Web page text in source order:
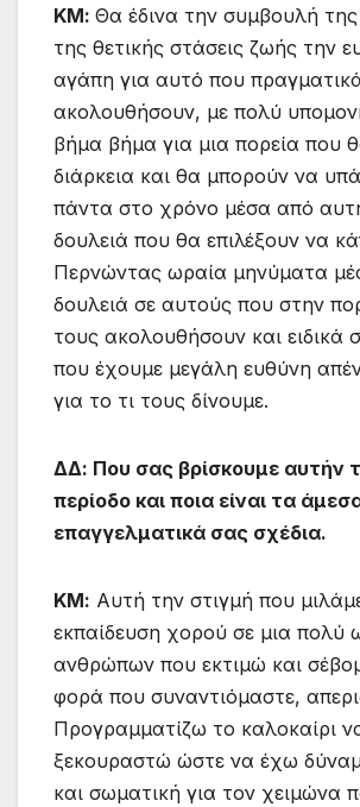
ΚΜ: Θα έδινα την συμβουλή
της θετικής στάσεις ζωής την
αγάπη για αυτό που
ακολουθήσουν, με πολύ
βήμα βήμα για μια πορεία που
διάρκεια και θα μπορούν να
πάντα στο χρόνο μέσα από
δουλειά που θα επιλέξουν να
Περνώντας ωραία μηνύματα
δουλειά σε αυτούς που στην
τους ακολουθήσουν και ειδικά
που έχουμε μεγάλη ευθύνη
για το τι τους δίνουμε.
ΔΔ: Που σας βρίσκουμε αυτήν
περίοδο και ποια είναι τα
επαγγελματικά σας σχέδια.
ΚΜ: Αυτή την στιγμή που
εκπαίδευση χορού σε μια πολύ
ανθρώπων που εκτιμώ και
φορά που συναντιόμαστε,
Προγραμματίζω το καλοκαίρι
ξεκουραστώ ώστε να έχω
και σωματική για τον χειμώνα